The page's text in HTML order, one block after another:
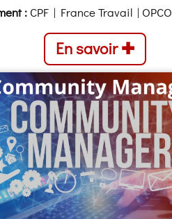
: CPF | France Travail | OPCO
En savoir ✚